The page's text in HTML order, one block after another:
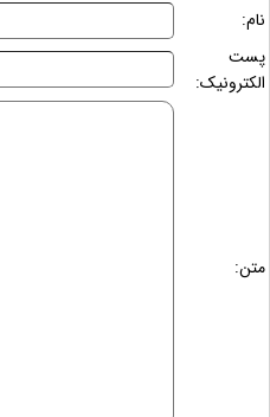
نام:
پست
الکترونیک:
متن: